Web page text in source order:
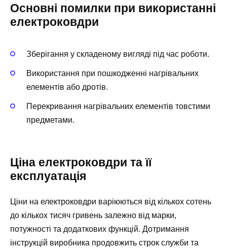
Основні помилки при використанні
електроковдри
Зберігання у складеному вигляді під час роботи.
Використання при пошкодженні нагрівальних
елементів або дротів.
Перекривання нагрівальних елементів товстими
предметами.
Ціна електроковдри та її
експлуатація
Ціни на електроковдри варіюються від кількох сотень
до кількох тисяч гривень залежно від марки,
потужності та додаткових функцій. Дотримання
інструкцій виробника продовжить строк служби та